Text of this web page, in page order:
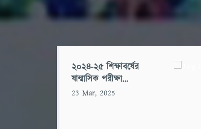
২০২৪-২৫ শিক্ষাবর্ষের
ষান্মাসিক পরীক্ষা...
23 Mar, 2025